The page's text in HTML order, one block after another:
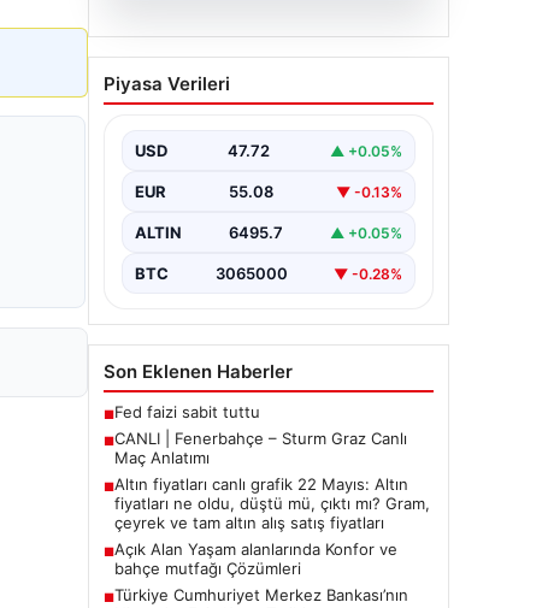
05.08.2026
CANLI | Fenerbahçe –
Sturm Graz Canlı Maç
Piyasa Verileri
USD 47.72 ▲ +0.05%
EUR 55.08 ▼ -0.13%
ALTIN 6495.7 ▲ +0.05%
BTC 3065000 ▼ -0.28%
Son Eklenen Haberler
■Fed faizi sabit tuttu
■CANLI | Fenerbahçe – Sturm Graz Canlı
Maç Anlatımı
■Altın fiyatları canlı grafik 22 Mayıs: Altın
fiyatları ne oldu, düştü mü, çıktı mı? Gram,
çeyrek ve tam altın alış satış fiyatları
■Açık Alan Yaşam alanlarında Konfor ve
bahçe mutfağı Çözümleri
■Türkiye Cumhuriyet Merkez Bankası’nın